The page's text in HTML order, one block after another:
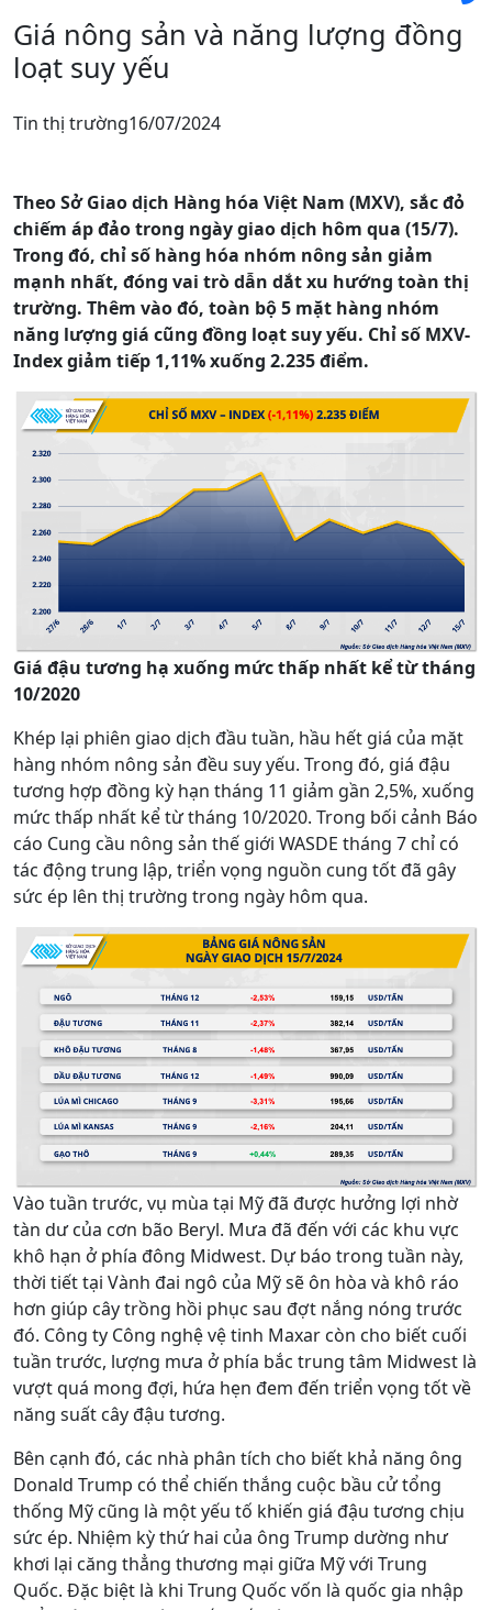
Giá nông sản và năng lượng đồng
loạt suy yếu
Tin thị trường16/07/2024
Theo Sở Giao dịch Hàng hóa Việt Nam (MXV), sắc đỏ
chiếm áp đảo trong ngày giao dịch hôm qua (15/7).
Trong đó, chỉ số hàng hóa nhóm nông sản giảm
mạnh nhất, đóng vai trò dẫn dắt xu hướng toàn thị
trường. Thêm vào đó, toàn bộ 5 mặt hàng nhóm
năng lượng giá cũng đồng loạt suy yếu. Chỉ số MXV-
Index giảm tiếp 1,11% xuống 2.235 điểm.
Giá đậu tương hạ xuống mức thấp nhất kể từ tháng
10/2020
Khép lại phiên giao dịch đầu tuần, hầu hết giá của mặt
hàng nhóm nông sản đều suy yếu. Trong đó, giá đậu
tương hợp đồng kỳ hạn tháng 11 giảm gần 2,5%, xuống
mức thấp nhất kể từ tháng 10/2020. Trong bối cảnh Báo
cáo Cung cầu nông sản thế giới WASDE tháng 7 chỉ có
tác động trung lập, triển vọng nguồn cung tốt đã gây
sức ép lên thị trường trong ngày hôm qua.
Vào tuần trước, vụ mùa tại Mỹ đã được hưởng lợi nhờ
tàn dư của cơn bão Beryl. Mưa đã đến với các khu vực
khô hạn ở phía đông Midwest. Dự báo trong tuần này,
thời tiết tại Vành đai ngô của Mỹ sẽ ôn hòa và khô ráo
hơn giúp cây trồng hồi phục sau đợt nắng nóng trước
đó. Công ty Công nghệ vệ tinh Maxar còn cho biết cuối
tuần trước, lượng mưa ở phía bắc trung tâm Midwest là
vượt quá mong đợi, hứa hẹn đem đến triển vọng tốt về
năng suất cây đậu tương.
Bên cạnh đó, các nhà phân tích cho biết khả năng ông
Donald Trump có thể chiến thắng cuộc bầu cử tổng
thống Mỹ cũng là một yếu tố khiến giá đậu tương chịu
sức ép. Nhiệm kỳ thứ hai của ông Trump dường như
khơi lại căng thẳng thương mại giữa Mỹ với Trung
Quốc. Đặc biệt là khi Trung Quốc vốn là quốc gia nhập